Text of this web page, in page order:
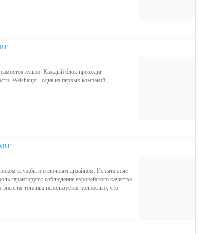
Каждый блок проходит
Weishaupt - одна из первых компаний,
службы и отличным дизайном. Испытанные
гарантируют соблюдение европейского качества.
топлива используется полностью, что